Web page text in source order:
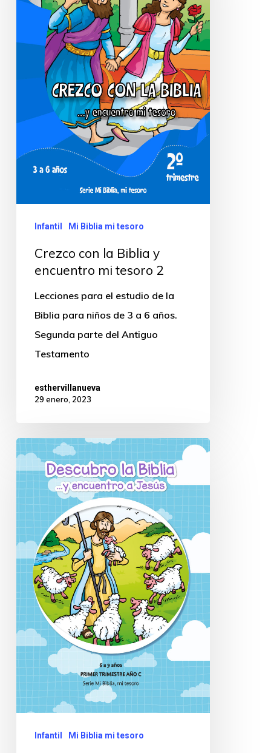
Infantil Mi Biblia mi tesoro
Crezco con la Biblia y
encuentro mi tesoro 2
Lecciones para el estudio de la
Biblia para niños de 3 a 6 años.
Segunda parte del Antiguo
Testamento
esthervillanueva
29 enero, 2023
Infantil Mi Biblia mi tesoro